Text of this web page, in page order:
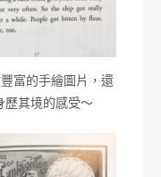
富的手繪圖片，還
歷其境的感受～